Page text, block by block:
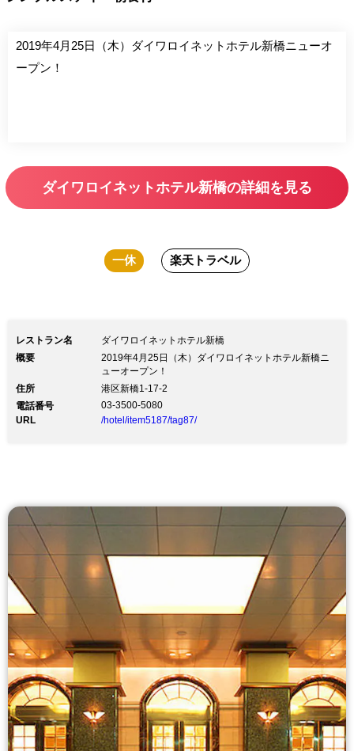
2019年4月25日（木）ダイワロイネットホテル新橋ニューオ
ープン！
ダイワロイネットホテル新橋の詳細を見る
一休 楽天トラベル
レストラン名
ダイワロイネットホテル新橋
概要
2019年4月25日（木）ダイワロイネットホテル新橋ニ
ューオープン！
住所
港区新橋1-17-2
電話番号
03-3500-5080
URL
/hotel/item5187/tag87/